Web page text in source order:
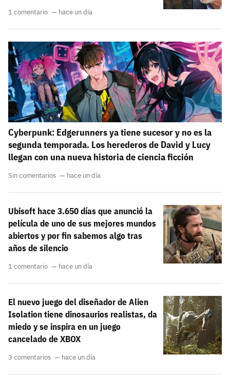
1 comentario hace un día
Cyberpunk: Edgerunners ya tiene sucesor y no es la
segunda temporada. Los herederos de David y Lucy
llegan con una nueva historia de ciencia ficción
Sin comentarios hace un día
Ubisoft hace 3.650 días que anunció la
película de uno de sus mejores mundos
abiertos y por fin sabemos algo tras
años de silencio
1 comentario hace un día
El nuevo juego del diseñador de Alien
Isolation tiene dinosaurios realistas, da
miedo y se inspira en un juego
cancelado de XBOX
3 comentarios hace un día